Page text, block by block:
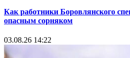
Как работники Боровлянского
опасным сорняком
03.08.26 14:22